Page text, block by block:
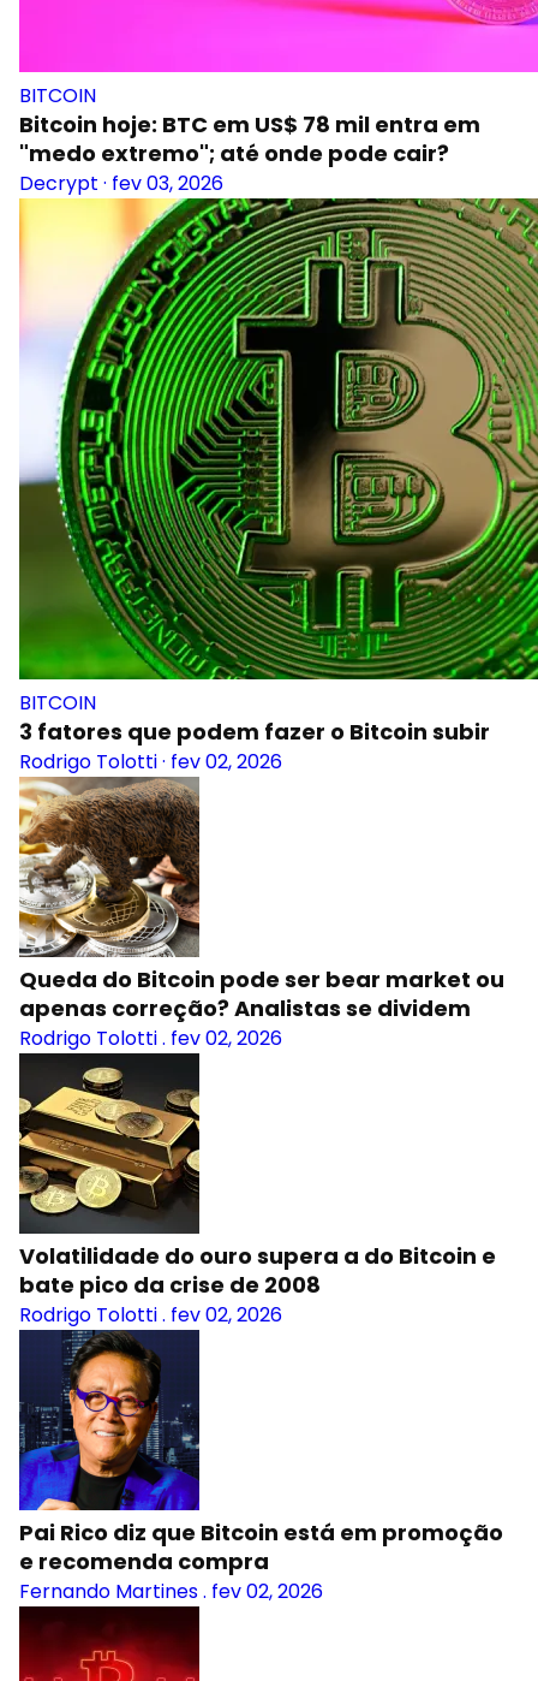
BITCOIN
Bitcoin hoje: BTC em US$ 78 mil entra em
"medo extremo"; até onde pode cair?
Decrypt · fev 03, 2026
BITCOIN
3 fatores que podem fazer o Bitcoin subir
Rodrigo Tolotti· fev 02, 2026
Queda do Bitcoin pode ser bear market ou
apenas correção? Analistas se dividem
Rodrigo Tolotti. fev 02, 2026
Volatilidade do ouro supera a do Bitcoin e
bate pico da crise de 2008
Rodrigo Tolotti. fev 02, 2026
Pai Rico diz que Bitcoin está em promoção
e recomenda compra
Fernando Martines. fev 02, 2026